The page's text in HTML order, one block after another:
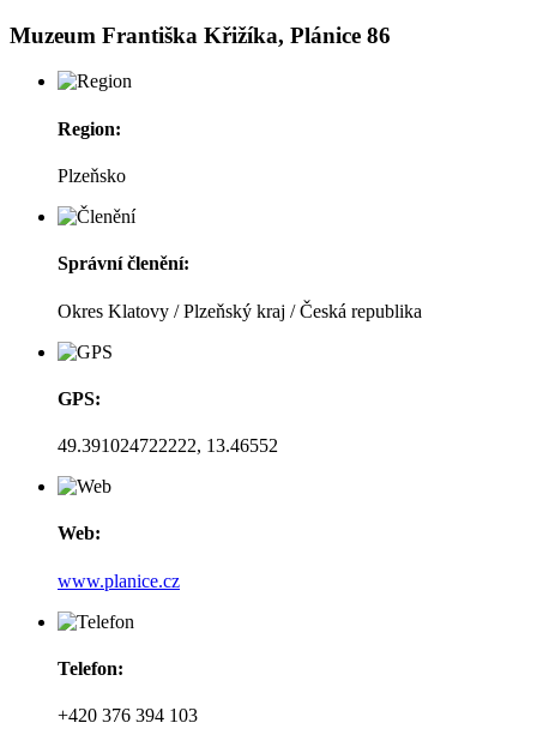
Muzeum Františka Křižíka, Plánice 86
Region:
Plzeňsko
Správní členění:
Okres Klatovy / Plzeňský kraj / Česká republika
GPS:
49.391024722222, 13.46552
Web:
www.planice.cz
Telefon:
+420 376 394 103